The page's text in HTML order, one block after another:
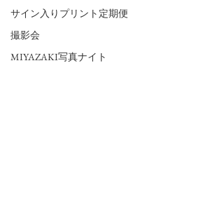
サイン入りプリント定期便
撮影会
MIYAZAKI写真ナイト